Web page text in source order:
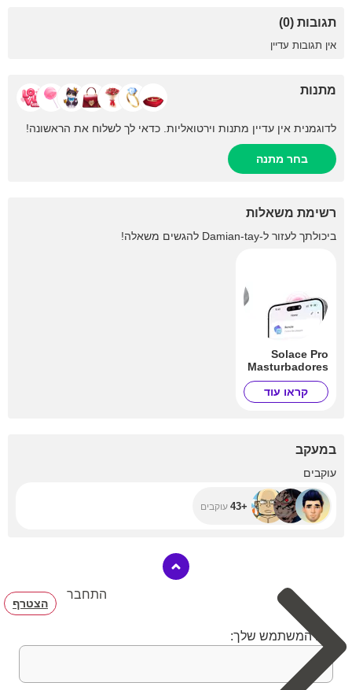
תגובות (0)
אין תגובות עדיין
מתנות
לדוגמנית אין עדיין מתנות וירטואליות. כדאי לך לשלוח את הראשונה!
בחר מתנה
רשימת משאלות
ביכולתך לעזור ל-Damian-tay להגשים משאלה!
Solace Pro
Masturbadores
קראו עוד
במעקב
עוקבים
+43 עוקבים
התחבר
הצטרף
שם המשתמש שלך: